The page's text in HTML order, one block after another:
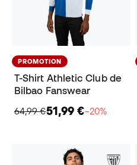
PROMOTION
T-Shirt Athletic Club de
Bilbao Fanswear
64,99 €51,99 €−20%